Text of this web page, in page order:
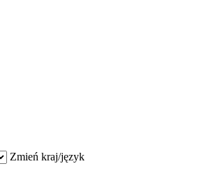
Zmień kraj/język